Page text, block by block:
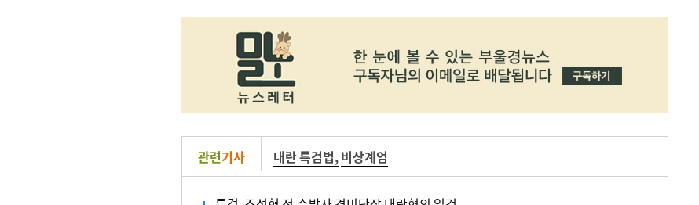
관련기사 내란 특검법,비상계엄